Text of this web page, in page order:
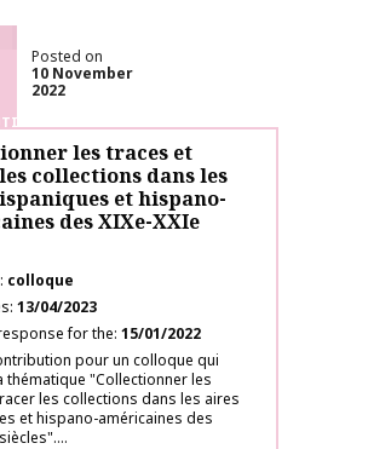
Posted on
10 November
2022
les traces et
collections dans les
et hispano-
des XIXe-XXIe
colloque
13/04/2023
for the 15/01/2022
pour un colloque qui
thématique "Collectionner les
les collections dans les aires
et hispano-américaines des